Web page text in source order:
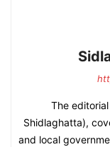
The
Shidlaghatta),
and local